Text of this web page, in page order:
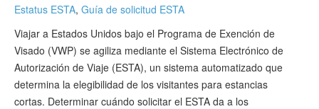
Estatus ESTA, Guía de solicitud ESTA
Viajar a Estados Unidos bajo el Programa de Exención de
Visado (VWP) se agiliza mediante el Sistema Electrónico de
Autorización de Viaje (ESTA), un sistema automatizado que
determina la elegibilidad de los visitantes para estancias
cortas. Determinar cuándo solicitar el ESTA da a los